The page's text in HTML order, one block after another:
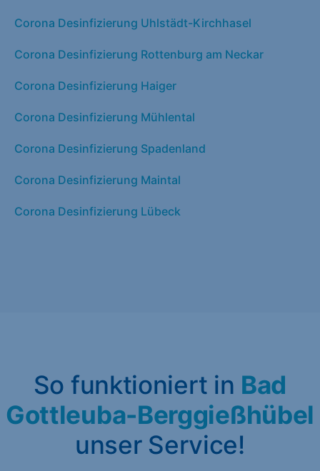
Corona Desinfizierung Uhlstädt-Kirchhasel
Corona Desinfizierung Rottenburg am Neckar
Corona Desinfizierung Haiger
Corona Desinfizierung Mühlental
Corona Desinfizierung Spadenland
Corona Desinfizierung Maintal
Corona Desinfizierung Lübeck
So funktioniert in Bad
Gottleuba-Berggießhübel
unser Service!